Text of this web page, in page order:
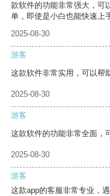
款软件的功能非常强大，可
单，即使是小白也能快速上
2025-08-30
游客
这款软件非常实用，可以帮
2025-08-30
游客
这款软件的功能非常全面，
2025-08-30
游客
这款app的客服非常专业，